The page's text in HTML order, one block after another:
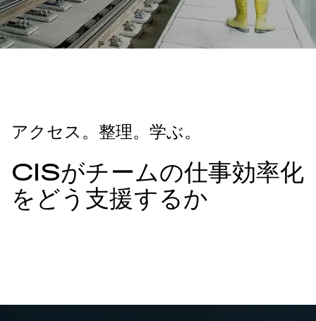
アクセス。整理。学ぶ。
CISがチームの仕事効率化
をどう支援するか